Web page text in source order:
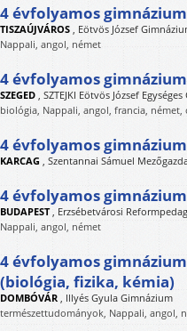
4 évfolyamos gimnázium
TISZAÚJVÁROS , Eötvös József
Nappali, angol, német
4 évfolyamos
SZEGED , SZTEJKI Eötvös József
biológia, Nappali, angol, francia, német,
4 évfolyamos gimnázium
KARCAG , Szentannai Sámuel
4 évfolyamos gimnázium
BUDAPEST, Erzsébetvárosi
Nappali, angol, német
4 évfolyamos
(biológia, fizika, kémia)
DOMBÓVÁR , Illyés Gyula Gimnázium
természettudományok, Nappali, angol,